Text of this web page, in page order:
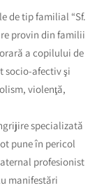
de tip familial “Sf.
provin din familii
a copilului de
socio-afectiv şi
violenţă,
specializată
pune în pericol
profesionist
manifestări